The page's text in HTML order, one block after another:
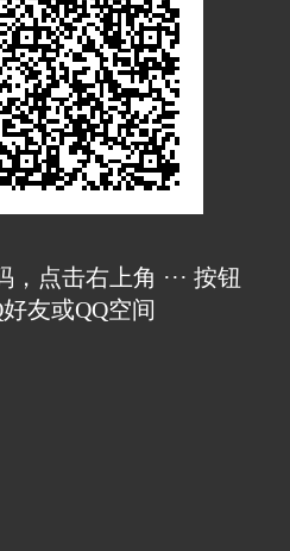
点击右上角 ··· 按钮
友或QQ空间